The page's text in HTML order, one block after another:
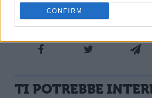
CONFIRM
TI POTREBBE